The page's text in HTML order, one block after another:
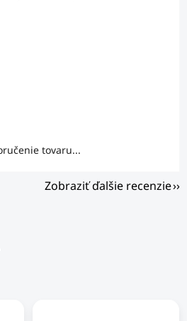
5 z 5 hviezdičiek.
5 z 5 hviezdičiek.
5 z 5 hviezdičiek.
tovaru...
Zobraziť ďalšie recenzie